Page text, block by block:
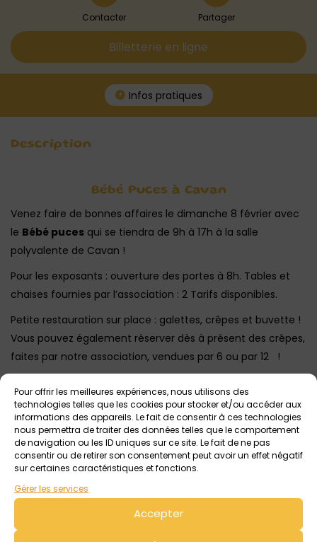
Pour offrir les meilleures expériences, nous utilisons des
technologies telles que les cookies pour stocker et/ou accéder aux
informations des appareils. Le fait de consentir à ces technologies
nous permettra de traiter des données telles que le comportement
de navigation ou les ID uniques sur ce site. Le fait de ne pas
consentir ou de retirer son consentement peut avoir un effet négatif
sur certaines caractéristiques et fonctions.
Gérer les services
Accepter
Contacter Partager
Billetterie en ligne
Infos pratiques
Description
Bébé Puces à Cavan
Venez faire de bonnes affaires le dimanche 8 février avec
le Bébé puces qui se tiendra de 9h à 17h à la salle
polyvalente de Cavan !
Pour les exposants : ouverture des portes à 8h. Tables et
chaises fournies par l’association : 2 Tarifs disponibles.
Petite restauration sur place : galettes, crêpes et buvette !
Vous pouvez également réserver dès à présent des crêpes,
faites par notre association, vendues par 6 ou par 12 !
Evénement organisé par l’association « Be Good’N », en
faveur de leur participation au Trek’in Gazelles 2026 et en
soutien à l’association « Le Monde de Noam. »
Bébé Puces à Cavan